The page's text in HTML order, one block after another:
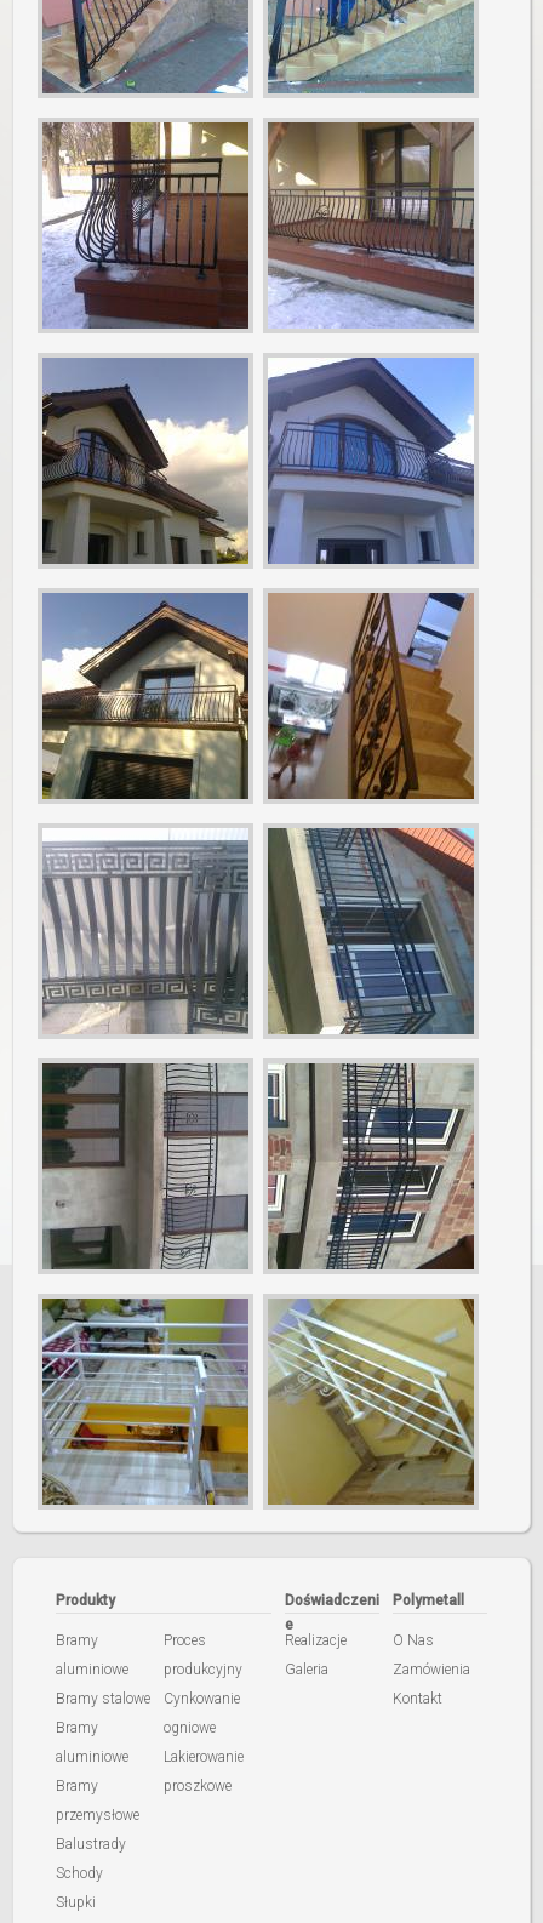
Produkty
Bramy
aluminiowe
Bramy stalowe
Bramy
aluminiowe
Bramy
przemysłowe
Balustrady
Schody
Słupki
Proces
produkcyjny
Cynkowanie
ogniowe
Lakierowanie
proszkowe
Doświadczeni
e
Realizacje
Galeria
Polymetall
O Nas
Zamówienia
Kontakt